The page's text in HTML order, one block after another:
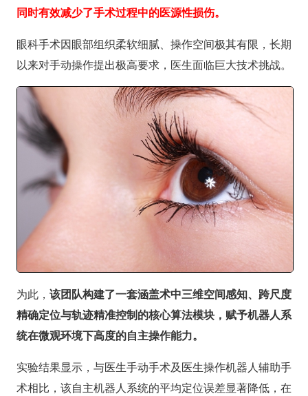
同时有效减少了手术过程中的医源性损伤。
眼科手术因眼部组织柔软细腻、操作空间极其有限，长期
以来对手动操作提出极高要求，医生面临巨大技术挑战。
为此， 该团队构建了一套涵盖术中三维空间感知、跨尺度
精确定位与轨迹精准控制的核心算法模块，赋予机器人系
统在微观环境下高度的自主操作能力。
实验结果显示，与医生手动手术及医生操作机器人辅助手
术相比，该自主机器人系统的平均定位误差显著降低，在